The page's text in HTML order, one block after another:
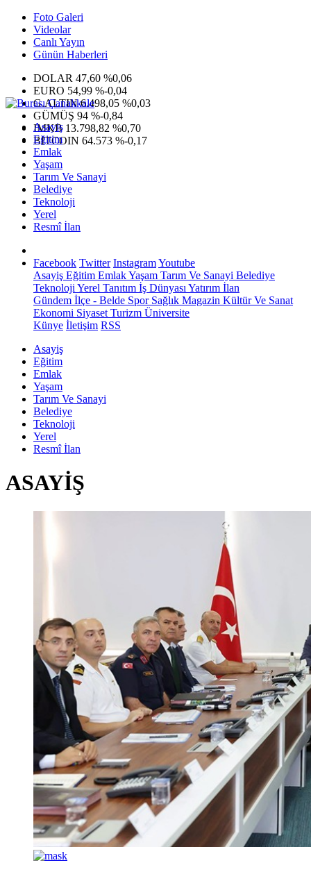
Foto Galeri
Videolar
Canlı Yayın
Günün Haberleri
DOLAR 47,60 %0,06
EURO 54,99 %-0,04
G.ALTIN6.498,05 %0,03
GÜMÜŞ 94 %-0,84
IMKB 13.798,82 %0,70
BITCOIN 64.573 %-0,17
Asayiş
Eğitim
Emlak
Yaşam
Tarım Ve Sanayi
Belediye
Teknoloji
Yerel
Resmî İlan
Facebook Twitter InstagramYoutube
Asayiş Eğitim EmlakYaşam Tarım Ve Sanayi Belediye
Teknoloji Yerel Tanıtım İş Dünyası Yatırım İlan
Gündem İlçe - Belde SporSağlık Magazin Kültür Ve Sanat
Ekonomi Siyaset Turizm Üniversite
Künye İletişim RSS
Asayiş
Eğitim
Emlak
Yaşam
Tarım Ve Sanayi
Belediye
Teknoloji
Yerel
Resmî İlan
ASAYİŞ